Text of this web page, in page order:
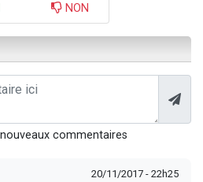
NON
commentaires
20/11/2017 - 22h25